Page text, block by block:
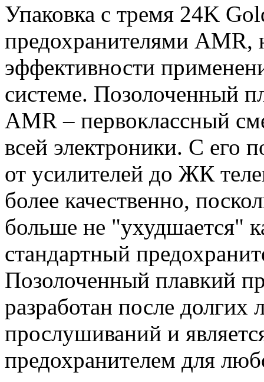
Упаковка с тремя 24K
предохранителями AMR,
эффективности
системе. Позолоченный
AMR – первоклассный
всей электроники. С его
от усилителей до ЖК
более качественно,
больше не "ухудшается"
стандартный
Позолоченный плавкий
разработан после долгих
прослушиваний и
предохранителем для